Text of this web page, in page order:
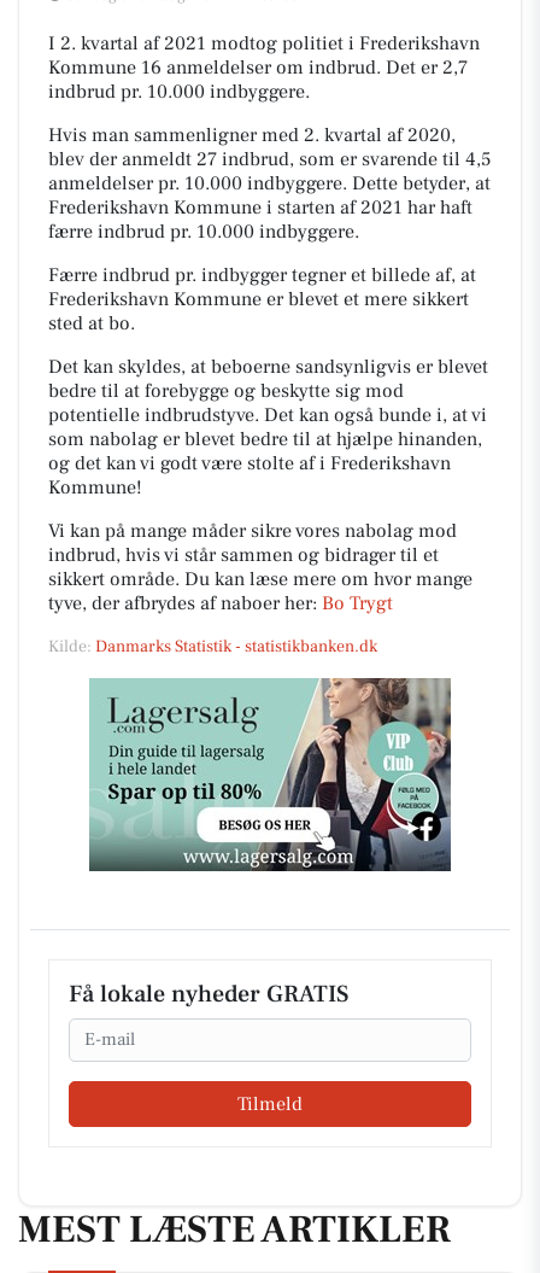
I 2. kvartal af 2021 modtog politiet i Frederikshavn
Kommune 16 anmeldelser om indbrud. Det er 2,7
indbrud pr. 10.000 indbyggere.
Hvis man sammenligner med 2. kvartal af 2020,
blev der anmeldt 27 indbrud, som er svarende til 4,5
anmeldelser pr. 10.000 indbyggere. Dette betyder, at
Frederikshavn Kommune i starten af 2021 har haft
færre indbrud pr. 10.000 indbyggere.
Færre indbrud pr. indbygger tegner et billede af, at
Frederikshavn Kommune er blevet et mere sikkert
sted at bo.
Det kan skyldes, at beboerne sandsynligvis er blevet
bedre til at forebygge og beskytte sig mod
potentielle indbrudstyve. Det kan også bunde i, at vi
som nabolag er blevet bedre til at hjælpe hinanden,
og det kan vi godt være stolte af i Frederikshavn
Kommune!
Vi kan på mange måder sikre vores nabolag mod
indbrud, hvis vi står sammen og bidrager til et
sikkert område. Du kan læse mere om hvor mange
tyve, der afbrydes af naboer her: Bo Trygt
Kilde: Danmarks Statistik - statistikbanken.dk
Få lokale nyheder GRATIS
Email
Tilmeld
MEST LÆSTE ARTIKLER